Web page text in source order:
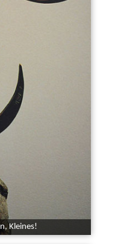
Kleines!